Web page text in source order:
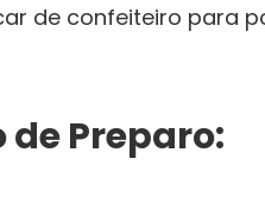
de confeiteiro para
de Preparo: